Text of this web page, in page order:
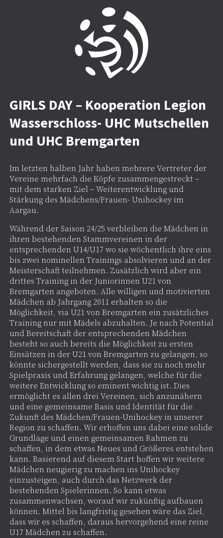
GIRLS DAY – Kooperation Legion
Wasserschloss- UHC Mutschellen
und UHC Bremgarten
Im letzten halben Jahr haben mehrere Vertreter der
Vereine mehrfach die Köpfe zusammengestreckt –
mit dem starken Ziel – Weiterentwicklung und
Stärkung des Mädchens/Frauen- Unihockey im
Aargau.
Während der Saison 24/25 verbleiben die Mädchen in
ihren bestehenden Stammvereinen in der
entsprechenden U14/U17 wo sie wöchentlich ihre eins
bis zwei nominellen Trainings absolvieren und an der
Meisterschaft teilnehmen. Zusätzlich wird aber ein
drittes Training in der Juniorinnen U21 von
Bremgarten angeboten. Alle willigen und motivierten
Mädchen ab Jahrgang 2011 erhalten so die
Möglichkeit, via U21 von Bremgarten ein zusätzliches
Training nur mit Mädels abzuhalten. Je nach Potential
und Bereitschaft der entsprechenden Mädchen
besteht so auch bereits die Möglichkeit zu ersten
Einsätzen in der U21 von Bremgarten zu gelangen, so
könnte sichergestellt werden, dass sie zu noch mehr
Spielpraxis und Erfahrung gelangen, welche für die
weitere Entwicklung so eminent wichtig ist. Dies
ermöglicht es allen drei Vereinen, sich anzunähern
und eine gemeinsame Basis und Identität für die
Zukunft des Mädchen/Frauen-Unihockey in unserer
Region zu schaffen. Wir erhoffen uns dabei eine solide
Grundlage und einen gemeinsamen Rahmen zu
schaffen, in dem etwas Neues und Größeres entstehen
kann. Basierend auf diesem Start hoffen wir weitere
Mädchen neugierig zu machen ins Unihockey
einzusteigen, auch durch das Netzwerk der
bestehenden Spielerinnen. So kann etwas
zusammenwachsen, worauf wir zukünftig aufbauen
können. Mittel bis langfristig gesehen wäre das Ziel,
dass wir es schaffen, daraus hervorgehend eine reine
U17 Mädchen zu schaffen.